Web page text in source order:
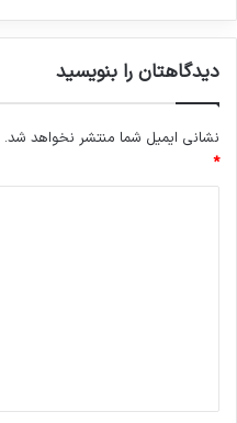
دیدگاهتان را بنویسید
نشانی ایمیل شما منتشر نخواهد شد.
*